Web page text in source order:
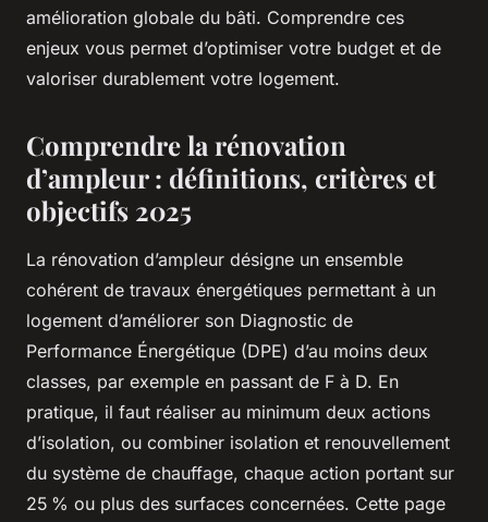
amélioration globale du bâti. Comprendre ces
enjeux vous permet d’optimiser votre budget et de
valoriser durablement votre logement.
Comprendre la rénovation
d’ampleur : définitions, critères et
objectifs 2025
La rénovation d’ampleur désigne un ensemble
cohérent de travaux énergétiques permettant à un
logement d’améliorer son Diagnostic de
Performance Énergétique (DPE) d’au moins deux
classes, par exemple en passant de F à D. En
pratique, il faut réaliser au minimum deux actions
d’isolation, ou combiner isolation et renouvellement
du système de chauffage, chaque action portant sur
25 % ou plus des surfaces concernées. Cette page